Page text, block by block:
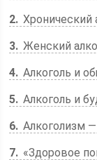
2 Хронический
3 Женский
4 Алкоголь и
5 Алкоголь и
6 Алкоголизм
7
«Здоровое